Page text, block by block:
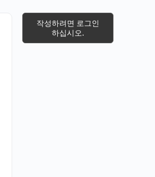
작성하려면 로그인
하십시오.